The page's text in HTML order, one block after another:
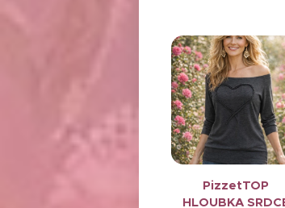
PizzetTOP
HLOUBKA